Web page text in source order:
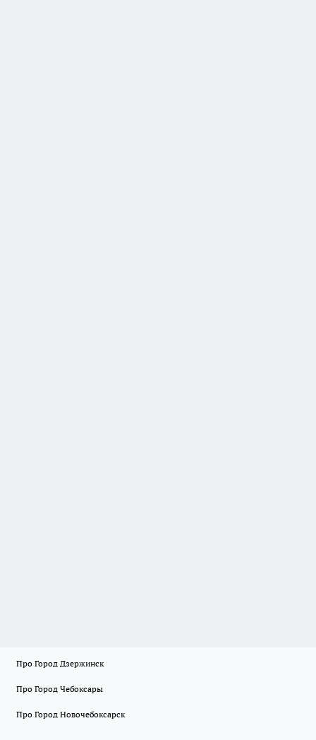
Про Город Дзержинск
Про Город Чебоксары
Про Город Новочебоксарск